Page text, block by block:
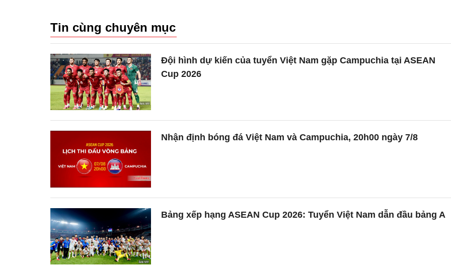
Tin cùng chuyên mục
Đội hình dự kiến của tuyển Việt Nam gặp Campuchia tại ASEAN
Cup 2026
Nhận định bóng đá Việt Nam và Campuchia, 20h00 ngày 7/8
Bảng xếp hạng ASEAN Cup 2026: Tuyển Việt Nam dẫn đầu bảng A